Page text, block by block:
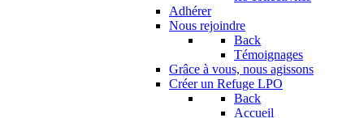
Adhérer
Nous rejoindre
Back
Témoignages
Grâce à vous, nous agissons
Créer un Refuge LPO
Back
Accueil